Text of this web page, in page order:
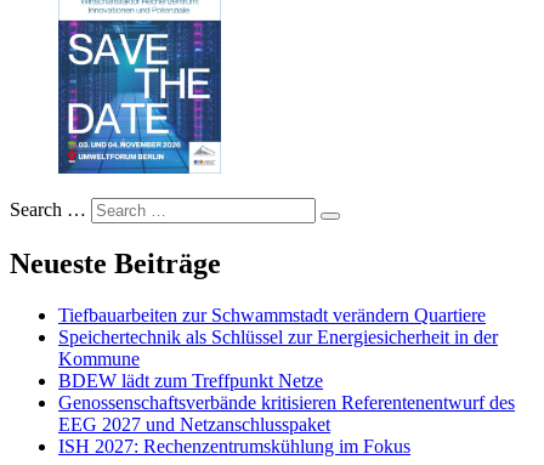
Search …
Neueste Beiträge
Tiefbauarbeiten zur Schwammstadt verändern Quartiere
Speichertechnik als Schlüssel zur Energiesicherheit in der
Kommune
BDEW lädt zum Treffpunkt Netze
Genossenschaftsverbände kritisieren Referentenentwurf des
EEG 2027 und Netzanschlusspaket
ISH 2027: Rechenzentrumskühlung im Fokus